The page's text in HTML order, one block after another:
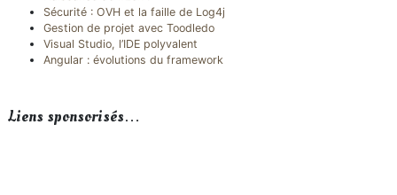
Sécurité : OVH et la faille de Log4j
Gestion de projet avec Toodledo
Visual Studio, l’IDE polyvalent
Angular : évolutions du framework
Liens sponsorisés…